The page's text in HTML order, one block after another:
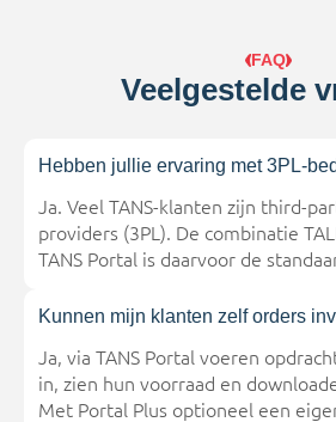
FAQ
Veelgestelde
Hebben jullie ervaring met 3PL-
Ja. Veel TANS-klanten zijn third-
providers (3PL). De combinatie
TANS Portal is daarvoor de
Kunnen mijn klanten zelf orders
Ja, via TANS Portal voeren
in, zien hun voorraad en
Met Portal Plus optioneel een